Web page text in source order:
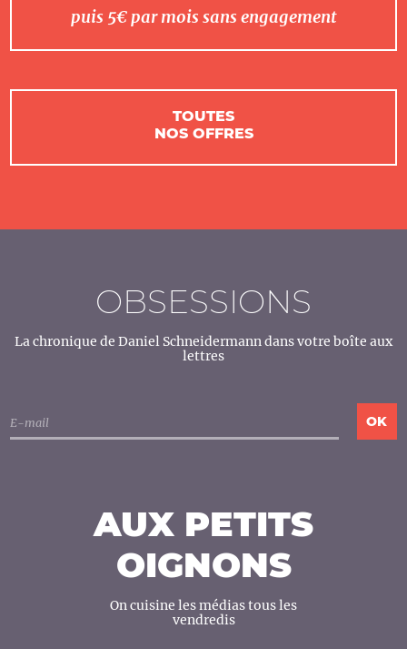
puis 5€ par mois sans engagement
TOUTES
NOS OFFRES
OBSESSIONS
La chronique de Daniel Schneidermann dans votre boîte aux
lettres
AUX PETITS
OIGNONS
On cuisine les médias tous les
vendredis